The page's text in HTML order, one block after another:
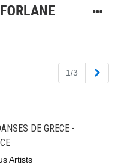
1/3
DE GRECE -
Artists